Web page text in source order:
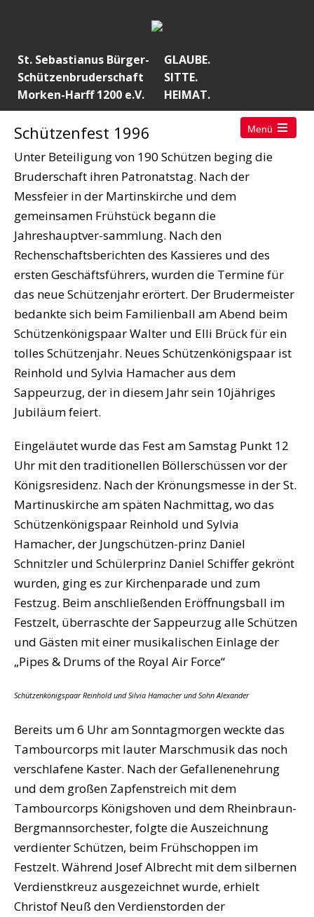
St. Sebastianus Bürger-
Schützenbruderschaft
Morken-Harff 1200 e.V.
GLAUBE.
SITTE.
HEIMAT.
Menü
Open
main
Schützenfest 1996
Unter Beteiligung von 190 Schützen beging die
Bruderschaft ihren Patronatstag. Nach der
Messfeier in der Martinskirche und dem
gemeinsamen Frühstück begann die
Jahreshauptver-sammlung. Nach den
Rechenschaftsberichten des Kassieres und des
ersten Geschäftsführers, wurden die Termine für
das neue Schützenjahr erörtert. Der Brudermeister
bedankte sich beim Familienball am Abend beim
Schützenkönigspaar Walter und Elli Brück für ein
tolles Schützenjahr. Neues Schützenkönigspaar ist
Reinhold und Sylvia Hamacher aus dem
Sappeurzug, der in diesem Jahr sein 10jähriges
Jubiläum feiert.
Eingeläutet wurde das Fest am Samstag Punkt 12
Uhr mit den traditionellen Böllerschüssen vor der
Königsresidenz. Nach der Krönungsmesse in der St.
Martinuskirche am späten Nachmittag, wo das
Schützenkönigspaar Reinhold und Sylvia
Hamacher, der Jungschützen-prinz Daniel
Schnitzler und Schülerprinz Daniel Schiffer gekrönt
wurden, ging es zur Kirchenparade und zum
Festzug. Beim anschließenden Eröffnungsball im
Festzelt, überraschte der Sappeurzug alle Schützen
und Gästen mit einer musikalischen Einlage der
„Pipes & Drums of the Royal Air Force“
Schützenkönigspaar Reinhold und Silvia Hamacher und Sohn Alexander
Bereits um 6 Uhr am Sonntagmorgen weckte das
Tambourcorps mit lauter Marschmusik das noch
verschlafene Kaster. Nach der Gefallenenehrung
und dem großen Zapfenstreich mit dem
Tambourcorps Königshoven und dem Rheinbraun-
Bergmannsorchester, folgte die Auszeichnung
verdienter Schützen, beim Frühschoppen im
Festzelt. Während Josef Albrecht mit dem silbernen
Verdienstkreuz ausgezeichnet wurde, erhielt
Christof Neuß den Verdienstorden der